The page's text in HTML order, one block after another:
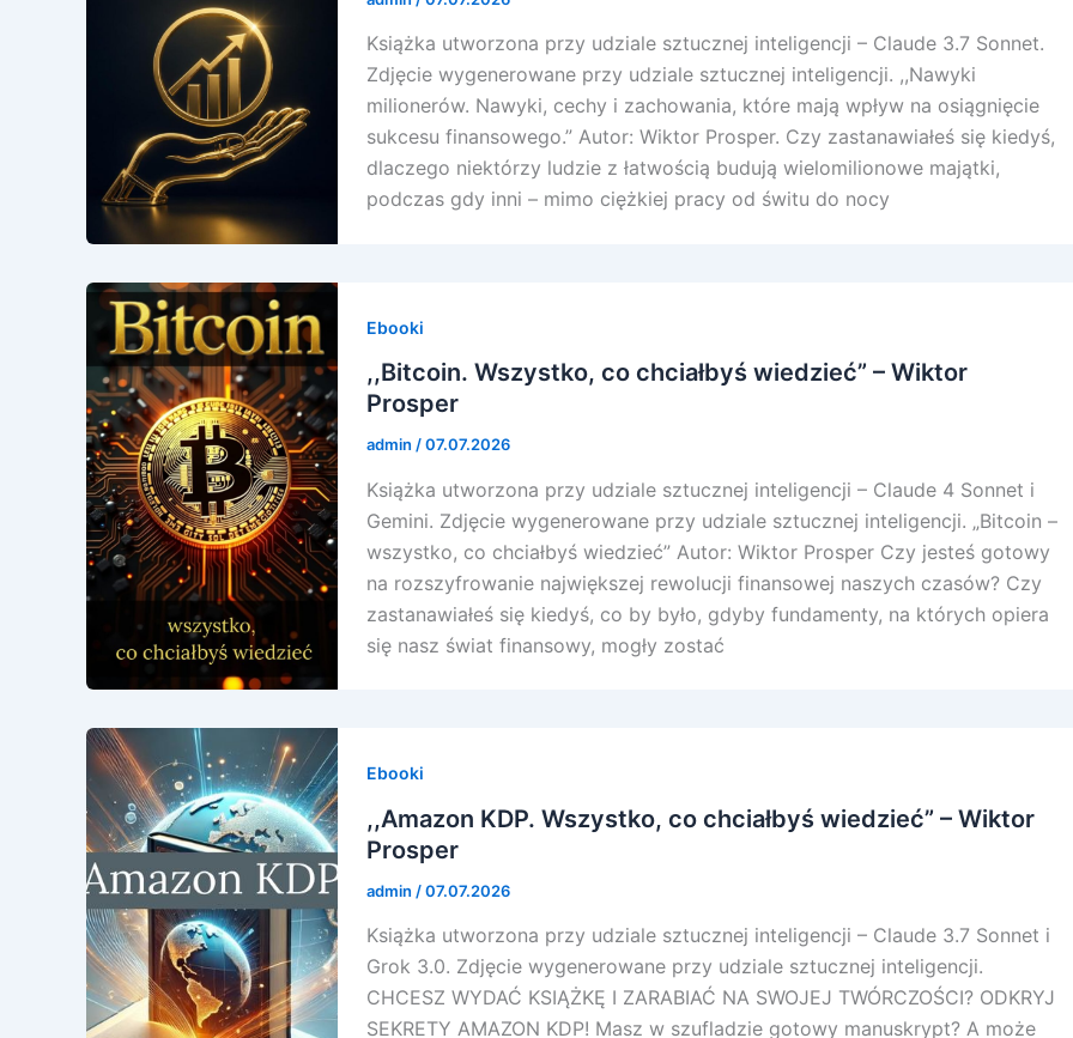
Książka utworzona przy udziale sztucznej inteligencji – Claude 3.7 Sonnet.
Zdjęcie wygenerowane przy udziale sztucznej inteligencji. ,,Nawyki
milionerów. Nawyki, cechy i zachowania, które mają wpływ na osiągnięcie
sukcesu finansowego.” Autor: Wiktor Prosper. Czy zastanawiałeś się kiedyś,
dlaczego niektórzy ludzie z łatwością budują wielomilionowe majątki,
podczas gdy inni – mimo ciężkiej pracy od świtu do nocy
Ebooki
,,Bitcoin. Wszystko, co chciałbyś wiedzieć” – Wiktor
Prosper
admin /07.07.2026
Książka utworzona przy udziale sztucznej inteligencji – Claude 4 Sonnet i
Gemini. Zdjęcie wygenerowane przy udziale sztucznej inteligencji. „Bitcoin –
wszystko, co chciałbyś wiedzieć” Autor: Wiktor Prosper Czy jesteś gotowy
na rozszyfrowanie największej rewolucji finansowej naszych czasów? Czy
zastanawiałeś się kiedyś, co by było, gdyby fundamenty, na których opiera
się nasz świat finansowy, mogły zostać
Ebooki
,,Amazon KDP. Wszystko, co chciałbyś wiedzieć” – Wiktor
Prosper
admin /07.07.2026
Książka utworzona przy udziale sztucznej inteligencji – Claude 3.7 Sonnet i
Grok 3.0. Zdjęcie wygenerowane przy udziale sztucznej inteligencji.
CHCESZ WYDAĆ KSIĄŻKĘ I ZARABIAĆ NA SWOJEJ TWÓRCZOŚCI? ODKRYJ
SEKRETY AMAZON KDP! Masz w szufladzie gotowy manuskrypt? A może